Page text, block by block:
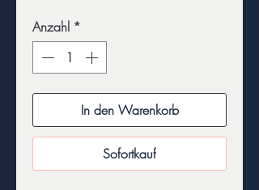
Anzahl *
In den Warenkorb
Sofortkauf